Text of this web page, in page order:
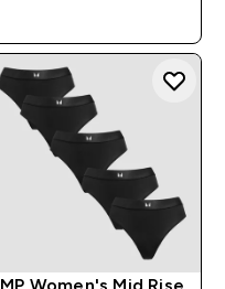
MP Women's Mid Rise